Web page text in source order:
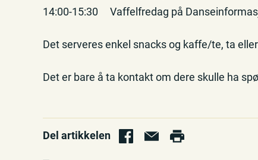
14:00-15:30 Vaffelfredag på
Det serveres enkel snacks og kaffe/te, ta
Det er bare å ta kontakt om dere skulle ha
Del artikkelen